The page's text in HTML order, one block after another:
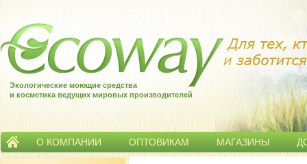
Экологические моющие средства
и косметика ведущих мировых производителей
О КОМПАНИИ ОПТОВИКАМ МАГАЗИНЫ